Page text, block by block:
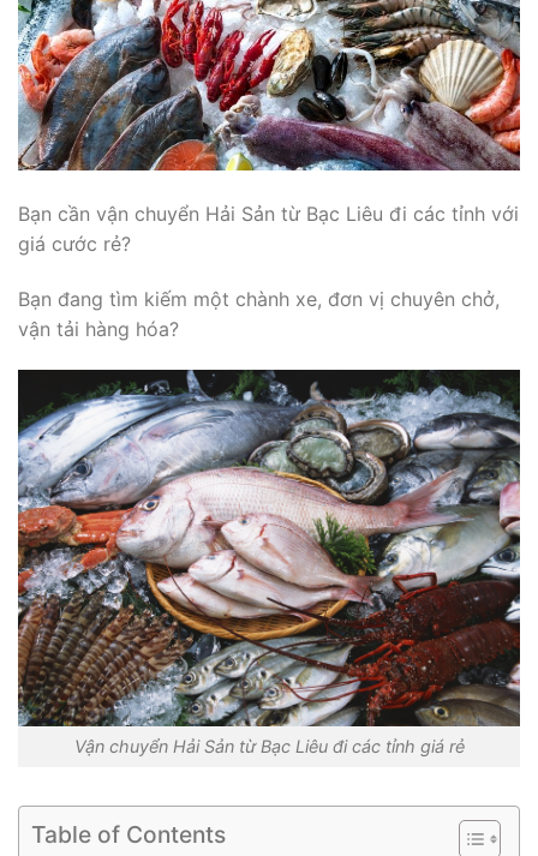
Bạn cần vận chuyển Hải Sản từ Bạc Liêu đi các tỉnh với
giá cước rẻ?
Bạn đang tìm kiếm một chành xe, đơn vị chuyên chở,
vận tải hàng hóa?
Vận chuyển Hải Sản từ Bạc Liêu đi các tỉnh giá rẻ
Table of Contents